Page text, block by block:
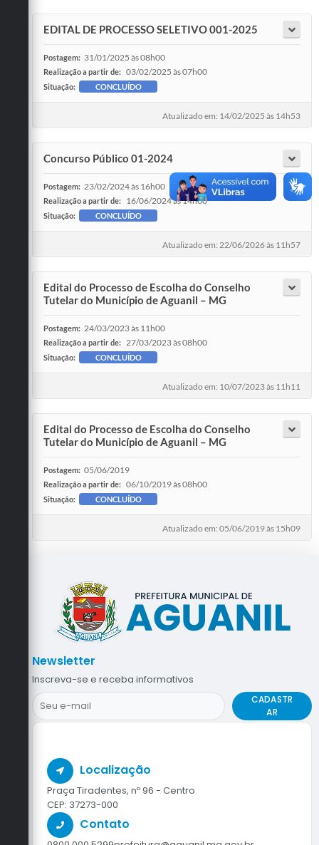
EDITAL DE PROCESSO SELETIVO 001-2025
Postagem: 31/01/2025 às 08h00
Realização a partir de: 03/02/2025 às 07h00
Situação: CONCLUÍDO
Atualizado em: 14/02/2025 às 14h53
Concurso Público 01-2024
Postagem: 23/02/2024 às 16h00
Realização a partir de: 16/06/2024 às 14h00
Situação: CONCLUÍDO
Atualizado em: 22/06/2026 às 11h57
Edital do Processo de Escolha do Conselho
Tutelar do Município de Aguanil – MG
Postagem: 24/03/2023 às 11h00
Realização a partir de: 27/03/2023 às 08h00
Situação: CONCLUÍDO
Atualizado em: 10/07/2023 às 11h11
Edital do Processo de Escolha do Conselho
Tutelar do Município de Aguanil – MG
Postagem: 05/06/2019
Realização a partir de: 06/10/2019 às 08h00
Situação: CONCLUÍDO
Atualizado em: 05/06/2019 às 15h09
Localização
Praça Tiradentes, nº 96 - Centro
CEP: 37273-000
Contato
Newsletter
Inscreva-se e receba informativos
CADASTR
AR